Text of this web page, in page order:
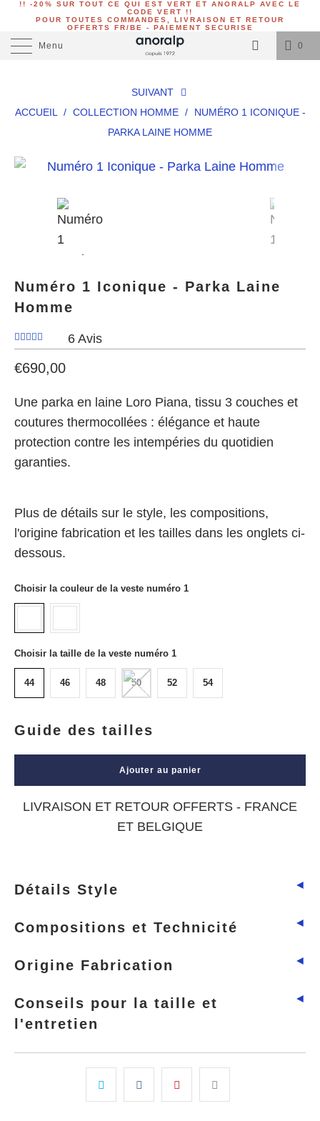
!! -20% SUR TOUT CE QUI EST VERT ET ANORALP AVEC LE
CODE VERT !!
POUR TOUTES COMMANDES, LIVRAISON ET RETOUR
OFFERTS FR/BE - PAIEMENT SECURISE
Menu 0
SUIVANT
ACCUEIL
/ COLLECTION HOMME /
NUMÉRO 1 ICONIQUE -
PARKA LAINE HOMME
Numéro 1 Iconique - Parka Laine
Homme
6 Avis
€690,00
Une parka en laine Loro Piana, tissu 3 couches et
coutures thermocollées : élégance et haute
protection contre les intempéries du quotidien
garanties.
Plus de détails sur le style, les compositions,
l'origine fabrication et les tailles dans les onglets ci-
dessous.
Choisir la couleur de la veste numéro 1
Choisir la taille de la veste numéro 1
44 46 48 50 52 54
Guide des tailles
Ajouter au panier
LIVRAISON ET RETOUR OFFERTS - FRANCE
ET BELGIQUE
◄
Détails Style
◄
Compositions et Technicité
◄
Origine Fabrication
◄
Conseils pour la taille et
l'entretien